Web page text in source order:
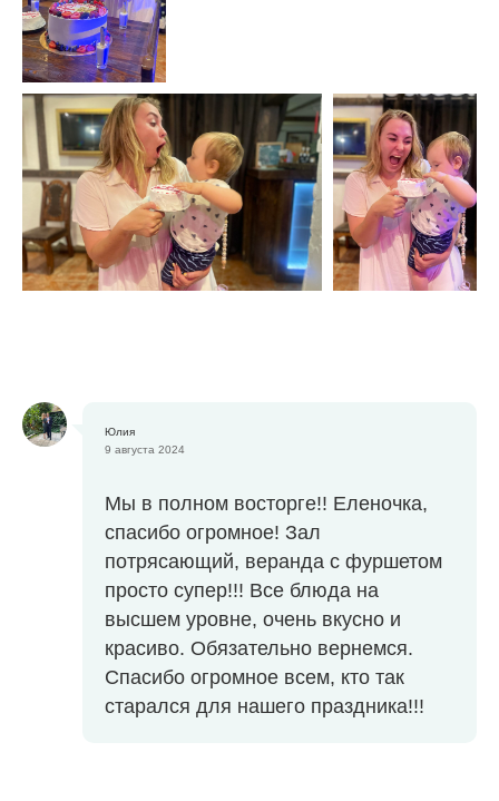
Юлия
9 августа 2024
Мы в полном восторге!! Еленочка,
спасибо огромное! Зал
потрясающий, веранда с фуршетом
просто супер!!! Все блюда на
высшем уровне, очень вкусно и
красиво. Обязательно вернемся.
Спасибо огромное всем, кто так
старался для нашего праздника!!!